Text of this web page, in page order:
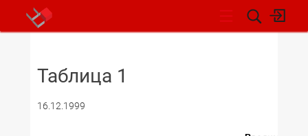
Таблица 1
16.12.1999